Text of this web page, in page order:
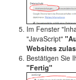
Im Fenster
"JavaScript"
Websites
Bestätigen Sie
"Fertig"